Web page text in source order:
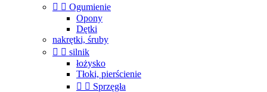
  Ogumienie
Opony
Dętki
nakrętki, śruby
  silnik
łożysko
Tłoki, pierścienie
  Sprzęgła